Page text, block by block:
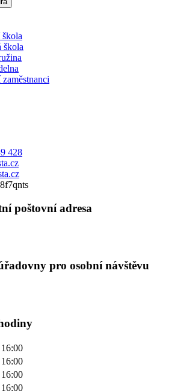
škola
428
8f7qnts
poštovní adresa
pro osobní návštěvu